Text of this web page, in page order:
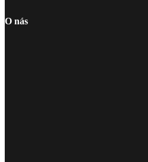
O nás